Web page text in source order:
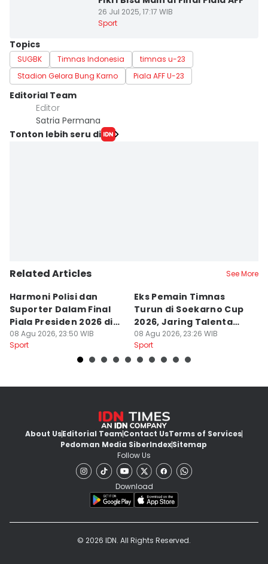
26 Jul 2025, 17:17 WIB
Sport
Topics
SUGBK Timnas Indonesia
timnas u-23
Stadion Gelora Bung Karno
Piala AFF U-23
Editorial Team
Editor
Satria Permana
Tonton lebih seru di
Related Articles See More
Harmoni Polisi dan
Suporter Dalam Final
Piala Presiden 2026 di
Bogor
08 Agu 2026, 23:50 WIB
Sport
Eks Pemain Timnas
Turun di Soekarno Cup
2026, Jaring Talenta
Muda
08 Agu 2026, 23:26 WIB
Sport
About UsEditorial TeamContact UsTerms of Services
Pedoman Media SiberIndexSitemap
Follow Us
Download
© 2026 IDN. All Rights Reserved.